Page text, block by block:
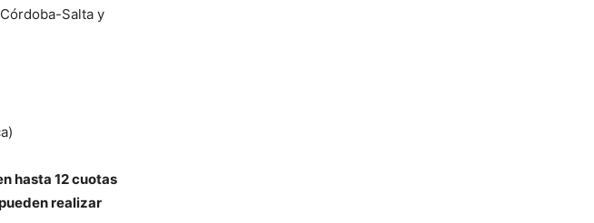
Salta y
hasta 12 cuotas
realizar